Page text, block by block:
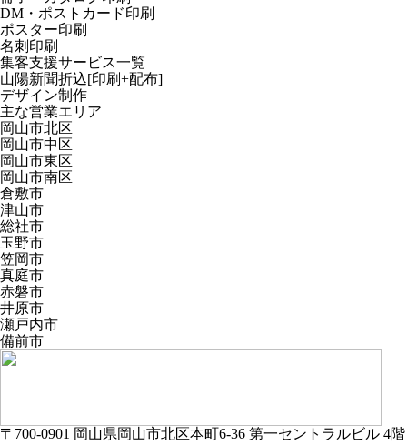
DM・ポストカード印刷
ポスター印刷
名刺印刷
集客支援サービス一覧
山陽新聞折込[印刷+配布]
デザイン制作
主な営業エリア
岡山市北区
岡山市中区
岡山市東区
岡山市南区
倉敷市
津山市
総社市
玉野市
笠岡市
真庭市
赤磐市
井原市
瀬戸内市
備前市
〒700-0901 岡山県岡山市北区本町6-36 第一セントラルビル 4階